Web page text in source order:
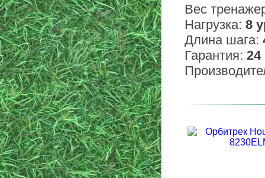
Вес
Нагрузка: 8
Длина шага:
Гарантия: 24